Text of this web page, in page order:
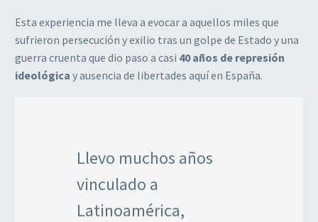
Esta experiencia me lleva a evocar a aquellos miles que
sufrieron persecución y exilio tras un golpe de Estado y una
guerra cruenta que dio paso a casi 40 años de represión
ideológica y ausencia de libertades aquí en España.
Llevo muchos años
vinculado a
Latinoamérica,